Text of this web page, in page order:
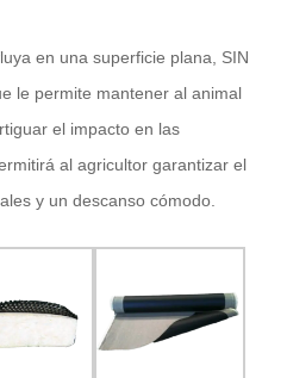
en una superficie plana, SIN
le permite mantener al animal
el impacto en las
al agricultor garantizar el
y un descanso cómodo.